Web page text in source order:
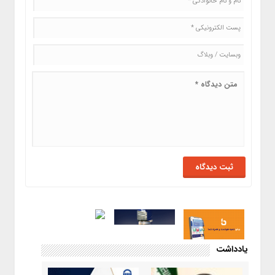
یادداشت